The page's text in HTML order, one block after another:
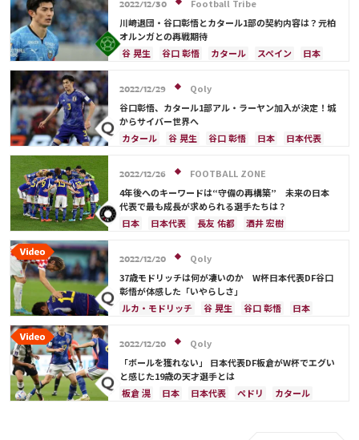
2022/12/30
Football Tribe
川崎退団・谷口彰悟とカタール1部の契約内容は？元柏
オルンガとの再戦期待
谷 晃生
谷口 彰悟 カタール スペイン
日本
2022/12/29
Qoly
谷口彰悟、カタール1部アル・ラーヤン加入が決定！城
からサイバー世界へ
カタール
谷 晃生 谷口 彰悟 日本
日本代表
2022/12/26
FOOTBALL ZONE
4年後へのキーワードは“守備の再構築” 未来の日本
代表で最も成長が求められる選手たちは？
日本
日本代表 長友 佑都
酒井 宏樹
冨安 健洋
遠藤 航 谷 晃生
カタール
谷口 彰悟 植田 直通
三笘 薫
上田 綺世
久保 建英 堂安 律
相馬 勇紀
町野 修斗
権田 修一
原口 元気
伊東 純也
守田 英正
鎌田 大地 大迫 勇也
2022/12/20
Qoly
37歳モドリッチは何が凄いのか W杯日本代表DF谷口
彰悟が体感した「いやらしさ」
ルカ・モドリッチ
谷 晃生 谷口 彰悟
日本
2022/12/20
Qoly
「ボールを獲れない」 日本代表DF板倉がW杯でエグい
と感じた19歳の天才選手とは
板倉 滉
日本 日本代表 ペドリ
カタール